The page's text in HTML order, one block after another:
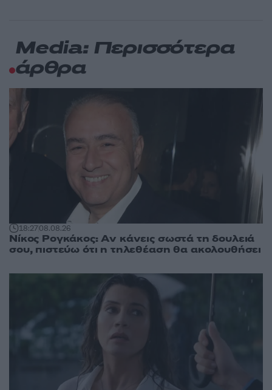
Media: Περισσότερα
άρθρα
18:2708.08.26
Νίκος Ρογκάκος: Αν κάνεις σωστά τη δουλειά
σου, πιστεύω ότι η τηλεθέαση θα ακολουθήσει